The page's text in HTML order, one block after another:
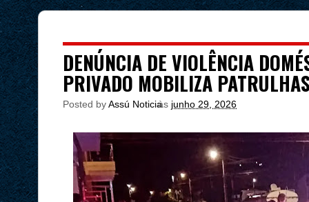
DENÚNCIA DE VIOLÊNCIA
PRIVADO MOBILIZA
Posted byAssú Noticia
às junho 29, 2026